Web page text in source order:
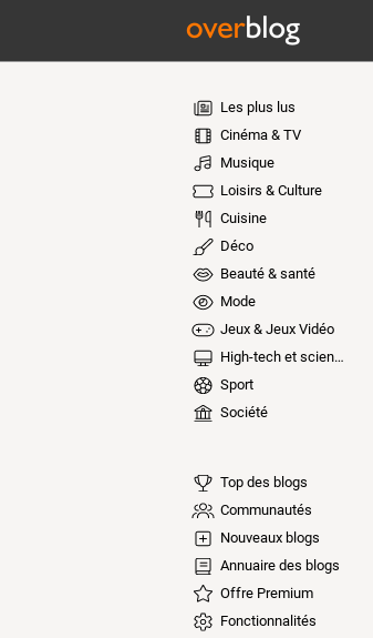
Les plus lus
Cinéma & TV
Musique
Loisirs & Culture
Cuisine
Déco
Beauté & santé
Mode
Jeux & Jeux Vidéo
High-tech et sciences
Sport
Société
Top des blogs
Communautés
Nouveaux blogs
Annuaire des blogs
Offre Premium
Fonctionnalités